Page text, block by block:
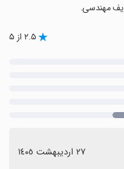
مهندسی.
۲.۵ از ۵
٢٧ اردیبهشت ١٤٠٥